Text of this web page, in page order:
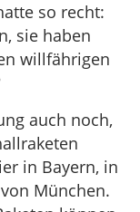
so recht:
sie haben
willfährigen
auch noch,
in Bayern, in
München.